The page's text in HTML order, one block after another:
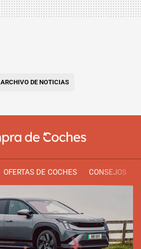
ARCHIVO DE NOTICIAS
OFERTAS DE COCHES CONSEJOS